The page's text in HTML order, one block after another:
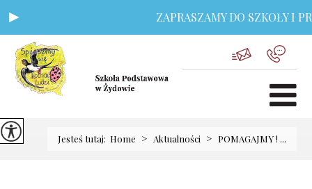
ZAPRASZAMY DO SZKOŁY I
Jesteś tutaj: Home > Aktualności > POMAGAJMY ! ...